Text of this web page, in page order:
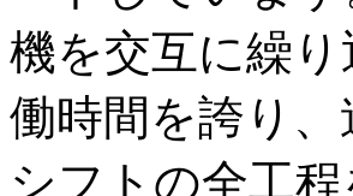
機を交互に繰
働時間を誇り
シフトの全工